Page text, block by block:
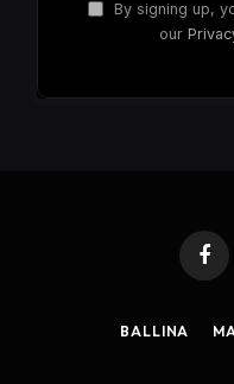
By signing up,
our
BALLINA